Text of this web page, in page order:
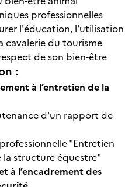
professionnelles
l'éducation, l'utilisation
cavalerie du tourisme
de son bien-être
:
à l’entretien de la
d'un rapport de
"Entretien
structure équestre"
à l’encadrement des